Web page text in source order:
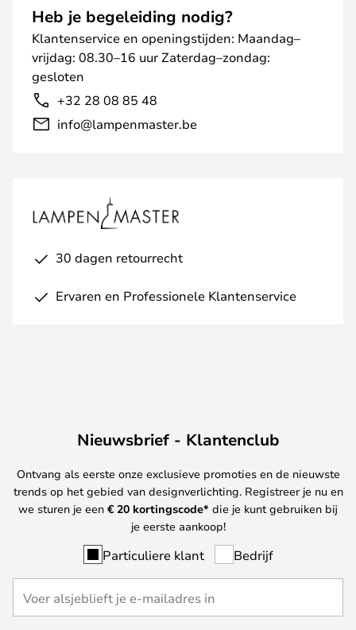
Heb je begeleiding nodig?
Klantenservice en openingstijden: Maandag–
vrijdag: 08.30–16 uur Zaterdag–zondag:
gesloten
+32 28 08 85 48
info@lampenmaster.be
30 dagen retourrecht
Ervaren en Professionele Klantenservice
Nieuwsbrief - Klantenclub
Ontvang als eerste onze exclusieve promoties en de nieuwste
trends op het gebied van designverlichting. Registreer je nu en
we sturen je een € 20 kortingscode* die je kunt gebruiken bij
je eerste aankoop!
Particuliere klant Bedrijf